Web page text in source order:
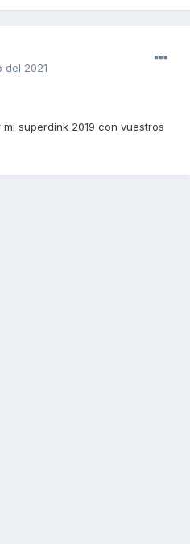
del 2021
superdink 2019 con vuestros